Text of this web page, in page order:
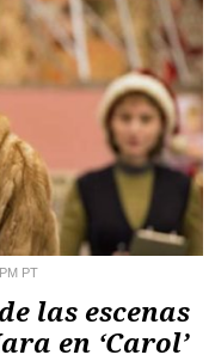
PT
las escenas
en ‘Carol’